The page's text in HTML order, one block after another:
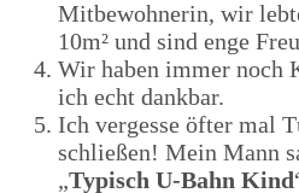
Mitbewohnerin, wir
10m² und sind enge
Wir haben immer noch
ich echt dankbar.
Ich vergesse öfter mal
schließen! Mein Mann
„Typisch U-Bahn Kind